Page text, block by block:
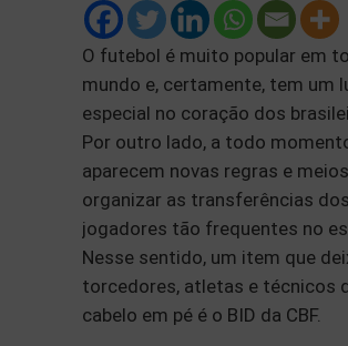
O futebol é muito popular em
mundo e, certamente, tem um
especial no coração dos
Por outro lado, a todo
aparecem novas regras e
organizar as transferências dos
jogadores tão frequentes no
Nesse sentido, um item que
torcedores, atletas e técnicos
cabelo em pé é o BID da CBF.